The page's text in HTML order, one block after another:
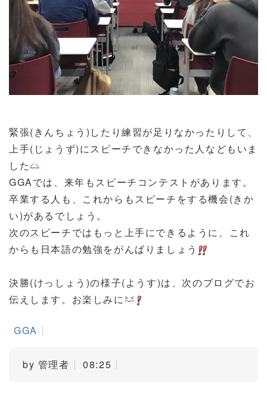
緊張(きんちょう)したり練習が足りなかったりして、
上手(じょうず)にスピーチできなかった人などもいま
した
GGAでは、来年もスピーチコンテストがあります。
卒業する人も、これからもスピーチをする機会(きか
い)があるでしょう。
次のスピーチではもっと上手にできるように、これ
からも日本語の勉強をがんばりましょう
決勝(けっしょう)の様子(ようす)は、次のブログでお
伝えします。お楽しみに
GGA
by 管理者 08:25